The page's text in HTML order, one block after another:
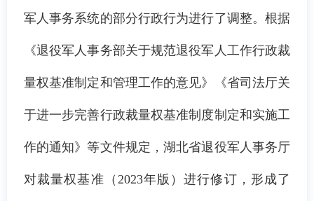
军人事务系统的部分行政行为进行了调整。根据
《退役军人事务部关于规范退役军人工作行政裁
量权基准制定和管理工作的意见》《省司法厅关
于进一步完善行政裁量权基准制度制定和实施工
作的通知》等文件规定，湖北省退役军人事务厅
对裁量权基准（2023年版）进行修订，形成了